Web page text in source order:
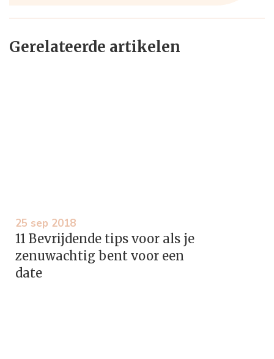
Gerelateerde artikelen
25 sep 2018
11 Bevrijdende tips voor als je
zenuwachtig bent voor een
date